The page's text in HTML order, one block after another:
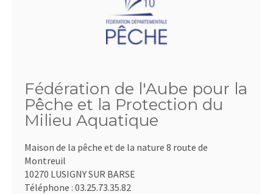
Fédération de l'Aube pour la
Pêche et la Protection du
Milieu Aquatique
Maison de la pêche et de la nature 8 route de
Montreuil
10270 LUSIGNY SUR BARSE
Téléphone : 03.25.73.35.82